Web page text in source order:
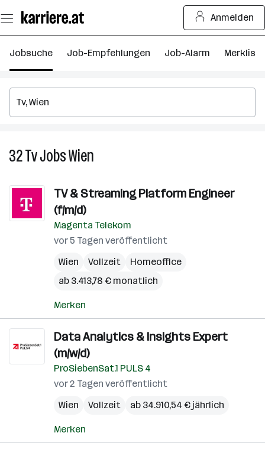
Seiteninhalt
springen
Anmelden
Jobsuche Job-Empfehlungen Job-Alarm Merkliste
32TvJobsWien
in
TV & Streaming Platform Engineer
(f/m/d)
Magenta Telekom
vor 5 Tagen veröffentlicht
Wien
Vollzeit
Homeoffice
ab 3.413,78 € monatlich
Merken
Data Analytics & Insights Expert
(m/w/d)
ProSiebenSat.1 PULS 4
vor 2 Tagen veröffentlicht
Wien
Vollzeit ab 34.910,54 € jährlich
Merken